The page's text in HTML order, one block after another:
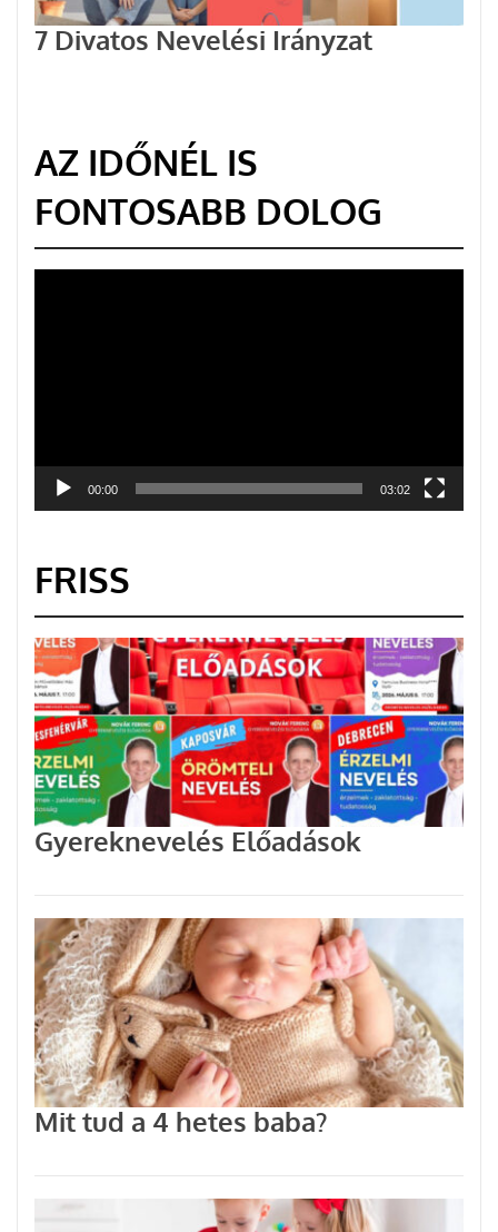
7 Divatos Nevelési Irányzat
AZ IDŐNÉL IS
FONTOSABB DOLOG
00:00 03:02
FRISS
Gyereknevelés Előadások
Mit tud a 4 hetes baba?